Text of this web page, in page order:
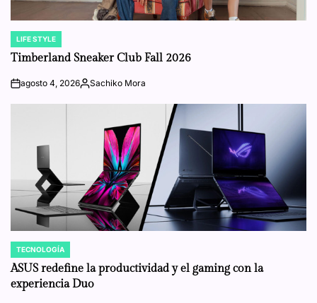
POSTED
IN
LIFE STYLE
Timberland Sneaker Club Fall 2026
onagosto 4, 2026Posted
Sachiko Mora
POSTED
IN
TECNOLOGÍA
ASUS redefine la productividad y el gaming con la
experiencia Duo